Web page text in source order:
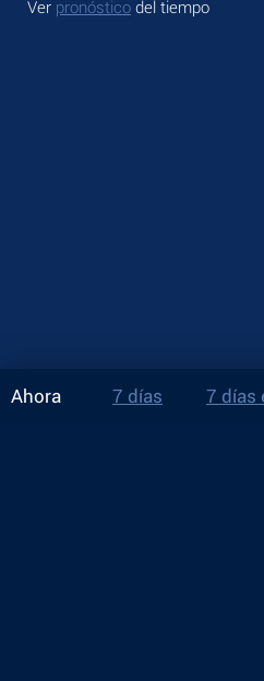
Ver pronóstico del tiempo
Ahora 7 días 7 días